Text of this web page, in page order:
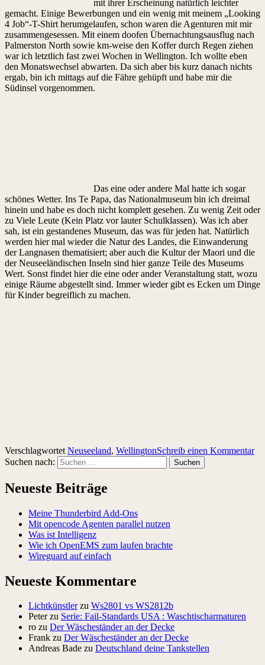
mit ihrer Erscheinung natürlich leichter
gemacht. Einige Bewerbungen und ein wenig mit meinem „Looking
4 Job“-T-Shirt herumgelaufen, schon waren die Agenturen mit mir
zusammengesessen. Mit einem doofen Übernachtungsausflug nach
Palmerston North sowie km-weise den Koffer durch Regen ziehen
war ich letztlich fast zwei Wochen in Wellington. Ich wollte eben
den Monatswechsel abwarten. Da sich aber bis kurz danach nichts
ergab, bin ich mittags auf die Fähre gehüpft und habe mir die
Südinsel vorgenommen.
Das eine oder andere Mal hatte ich sogar
schönes Wetter. Ins Te Papa, das Nationalmuseum bin ich dreimal
hinein und habe es doch nicht komplett gesehen. Zu wenig Zeit oder
zu Viele Leute (Kein Platz vor lauter Schulklassen). Was ich aber
sah, ist ein gestandenes Museum, das was für jeden hat. Natürlich
werden hier mal wieder die Natur des Landes, die Einwanderung
der Langnasen thematisiert; aber auch die Kultur der Maori und die
der Neuseeländischen Inseln sind hier ganze Teile des Museums
Wert. Sonst findet hier die eine oder ander Veranstaltung statt, wozu
einige Räume abgestellt sind. Immer wieder gibt es Ecken um Dinge
für Kinder begreiflich zu machen.
Verschlagwortet Neuseeland, WellingtonSchreib einen Kommentar
Suchen nach:
Neueste Beiträge
Meine Thunderbird Add-Ons
Mit opencode Agenten parallel nutzen
Was ist Intelligenz
Wie ich OpenEMS zum laufen brachte
Wireguard auf einfach
Neueste Kommentare
Lichtkünstlerzu Ws2801 vs WS2812b
Peterzu Serie: Fail-Standards USA : Waschtischarmaturen
ro zu Der Wäscheständer an der Decke
Frank zu Der Wäscheständer an der Decke
Andreas Bade zu Deutschland deine Tankstellen